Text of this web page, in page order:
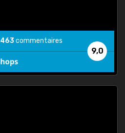
9,0
463commentaires